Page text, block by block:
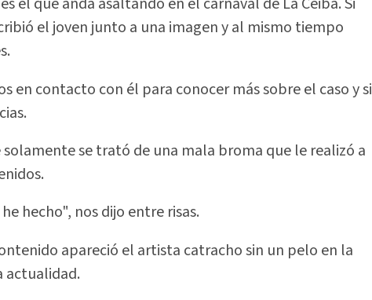
el joven junto a una imagen y al mismo tiempo
en contacto con él para conocer más sobre el caso y si
se trató de una mala broma que le realizó a
hecho", nos dijo entre risas.
apareció el artista catracho sin un pelo en la
actualidad.